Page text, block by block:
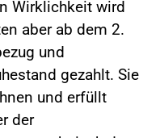
Wirklichkeit wird
aber ab dem 2.
und
gezahlt. Sie
und erfüllt
der